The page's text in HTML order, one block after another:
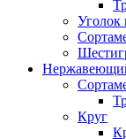
Уголок
Круг